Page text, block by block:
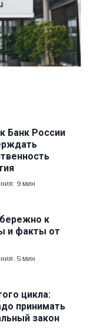
Банк России
9 мин
к
и факты от
5 мин
цикла:
принимать
закон